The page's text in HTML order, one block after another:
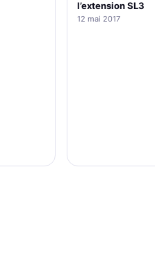
l’extension SL3
12 mai 2017